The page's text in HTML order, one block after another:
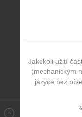
Jakékoli užití
(mechanickým
jazyce bez